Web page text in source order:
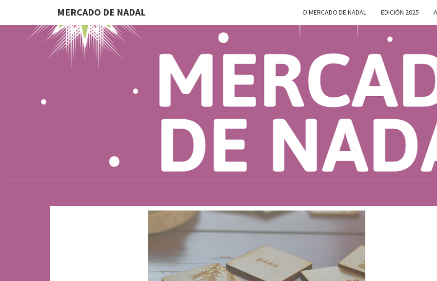
MERCADO DE NADAL O MERCADO DE NADAL EDICIÓN 2025
Do 28 De
Novembro
Ao 5 De
Xaneiro En
Compostela